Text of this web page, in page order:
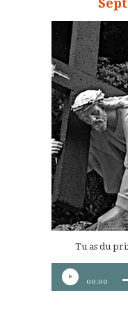
Tu as du
Lecteur
audio
00:00